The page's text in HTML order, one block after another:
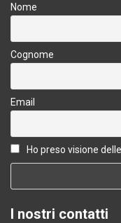
Nome
Cognome
Email
Ho preso visione
I nostri contatti